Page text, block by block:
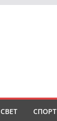
СВЕТ СПОРТ